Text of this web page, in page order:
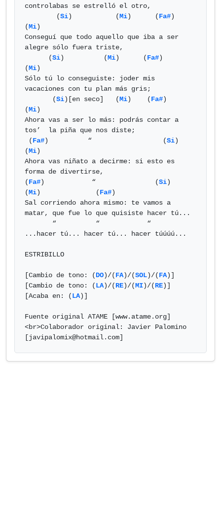
controlabas se estrelló el otro,
        (
Si)           (Mi)      (Fa#)
(Mi)
Conseguí que todo aquello que iba a ser
alegre sólo fuera triste,
      (
Si)          (Mi)      (Fa#)
(Mi)
Sólo tú lo conseguiste: joder mis
vacaciones con tu plan más gris;
       (
Si)[en seco]   (Mi)    (Fa#)
(Mi)
Ahora vas a ser lo más: podrás contar a
tos’  la piña que nos diste;
(Fa#)          “                  (Si)
(Mi)
Ahora vas niñato a decirme: si esto es
forma de divertirse,
(Fa#)            “               (Si)
(Mi)              (Fa#)
Sal corriendo ahora mismo: te vamos a
matar, que fue lo que quisiste hacer tú...
...hacer tú... hacer tú... hacer túúúú...
ESTRIBILLO
[Cambio de tono: (DO)/(FA)/(SOL)/(FA)]
[Cambio de tono: (LA)/(RE)/(MI)/(RE)]
[Acaba en: (LA)]
Fuente original ATAME [www.atame.org]
<br>Colaborador original: Javier Palomino
[javipalomix@hotmail.com]